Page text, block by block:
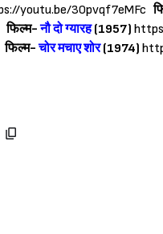
youtu.be/30pvqf7eMFc
फिल्म-नौ दो ग्यारह(1957)
फिल्म-चोर मचाए शोर(1974)